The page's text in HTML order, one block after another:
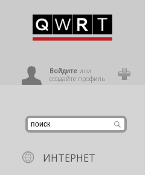
Войдитеили
создайте профиль
ИНТЕРНЕТ